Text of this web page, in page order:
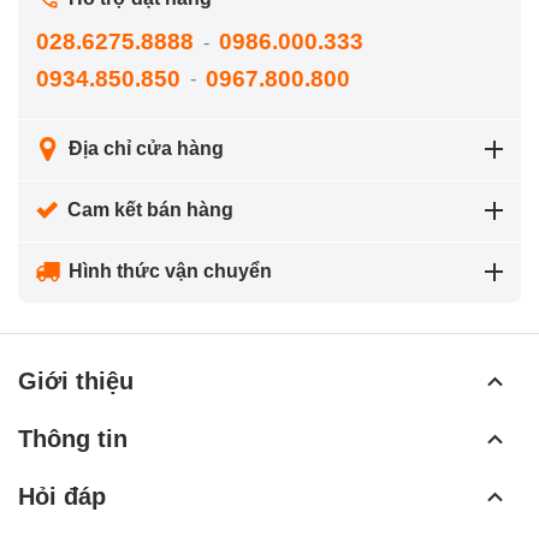
028.6275.8888 - 0986.000.333
0934.850.850 - 0967.800.800
Địa chỉ cửa hàng
Cam kết bán hàng
Hình thức vận chuyển
Giới thiệu
Thông tin
Hỏi đáp